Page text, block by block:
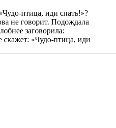
птица, иди спать!»?
не говорит. Подождала
заговорила:
«Чудо-птица, иди